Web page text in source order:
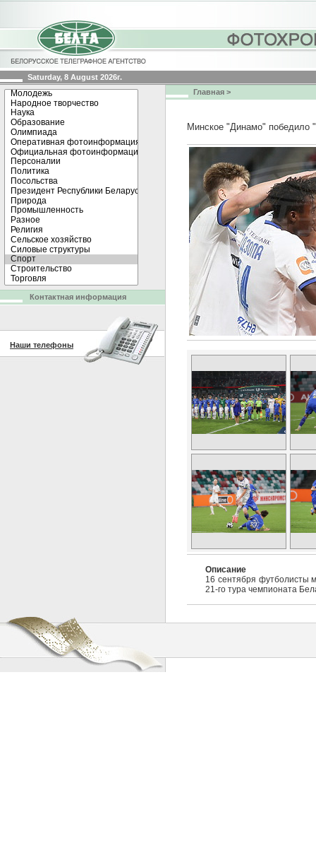
Saturday, 8 August 2026г.
Главная >
Минское "Динамо" победило
Описание
16 сентября футболисты
21-го тура чемпионата
Контактная информация
Наши телефоны